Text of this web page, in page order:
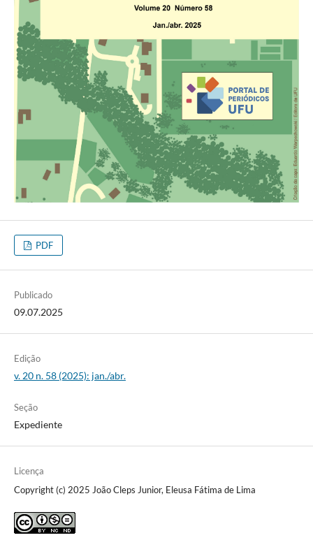
PDF
Publicado
09.07.2025
Edição
v. 20 n. 58 (2025): jan./abr.
Seção
Expediente
Licença
Copyright (c) 2025 João Cleps Junior, Eleusa Fátima de Lima